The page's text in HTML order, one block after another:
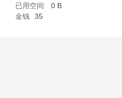
已用空间
0 B
金钱
35